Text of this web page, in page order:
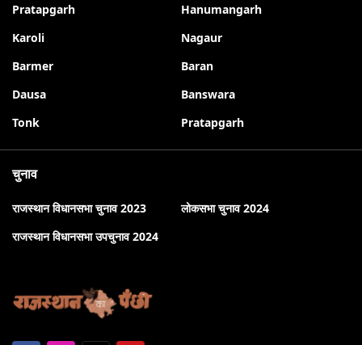
Pratapgarh
Hanumangarh
Karoli
Nagaur
Barmer
Baran
Dausa
Banswara
Tonk
Pratapgarh
चुनाव
राजस्थान विधानसभा चुनाव 2023
लोकसभा चुनाव 2024
राजस्थान विधानसभा उपचुनाव 2024